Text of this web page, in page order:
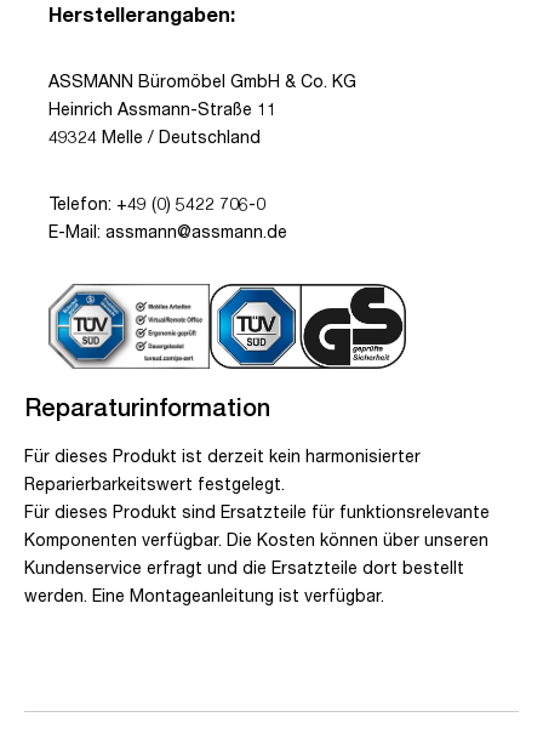
Herstellerangaben:
ASSMANN Büromöbel GmbH & Co. KG
Heinrich Assmann-Straße 11
49324 Melle / Deutschland
Telefon: +49 (0) 5422 706-0
E-Mail: assmann@assmann.de
Reparaturinformation
Für dieses Produkt ist derzeit kein harmonisierter
Reparierbarkeitswert festgelegt.
Für dieses Produkt sind Ersatzteile für funktionsrelevante
Komponenten verfügbar. Die Kosten können über unseren
Kundenservice erfragt und die Ersatzteile dort bestellt
werden. Eine Montageanleitung ist verfügbar.